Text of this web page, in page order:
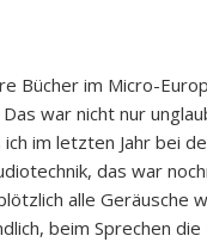
Bücher im Micro-
war nicht nur
im letzten Jahr bei
das war
alle Geräusche
beim Sprechen die